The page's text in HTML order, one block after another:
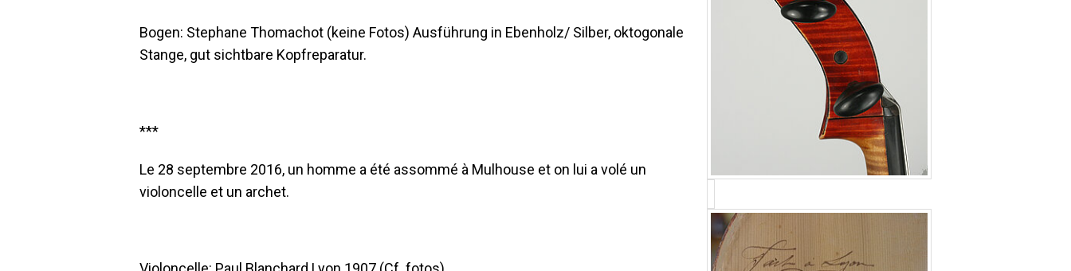
Bogen: Stephane Thomachot (keine Fotos) Ausführung in Ebenholz/ Silber, oktogonale
Stange, gut sichtbare Kopfreparatur.
***
Le 28 septembre 2016, un homme a été assommé à Mulhouse et on lui a volé un
violoncelle et un archet.